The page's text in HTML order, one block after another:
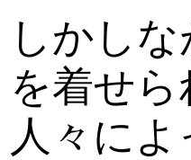
しかし
を着せ
人々に